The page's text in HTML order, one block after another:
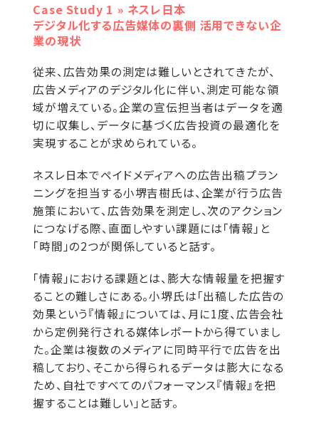
Case Study 1 » ネスレ日本
デジタル化する広告媒体の裏側 活用できない企
業の現状
従来、広告効果の測定は難しいとされてきたが、
広告メディアのデジタル化に伴い、測定可能な領
域が増えている。企業の宣伝担当者はデータを適
切に収集し、データに基づく広告投資の最適化を
実現することが求められている。
ネスレ日本でペイドメディアへの広告出稿プラン
ニングを担当する小堺吉樹氏は、企業が行う広告
施策において、広告効果を測定し、次のアクション
につなげる際、直面しやすい課題には「情報」と
「時間」の2つが関係していると話す。
「情報」における課題とは、膨大な情報量を把握す
ることの難しさにある。小堺氏は「出稿した広告の
効果という『情報』については、月に1度、広告会社
から定例発行される媒体レポートから得ていまし
た。企業は複数のメディアに同時平行で広告を出
稿しており、そこから得られるデータは膨大になる
ため、自社ですべてのパフォーマンス『情報』を把
握することは難しい」と話す。